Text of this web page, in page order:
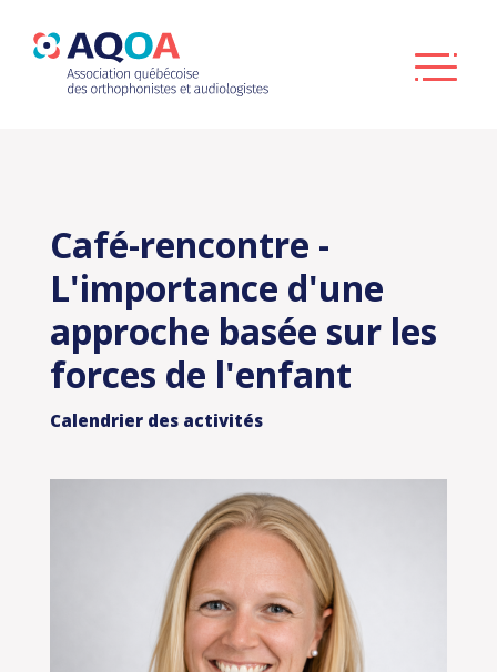
Calendrier des activités
Café-rencontre -
L'importance d'une
approche basée sur les
forces de l'enfant